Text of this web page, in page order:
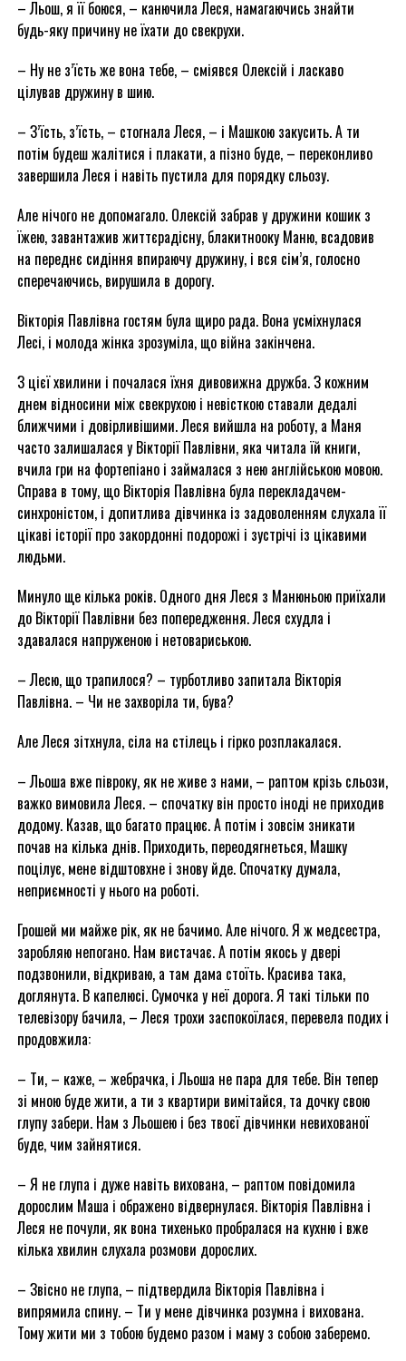
– Льош, я її боюся, – канючила Леся, намагаючись знайти
будь-яку причину не їхати до свекрухи.
– Ну не з’їсть же вона тебе, – сміявся Олексій і ласкаво
цілував дружину в шию.
– З’їсть, з’їсть, – стогнала Леся, – і Машкою закусить. А ти
потім будеш жалітися і плакати, а пізно буде, – переконливо
завершила Леся і навіть пустила для порядку сльозу.
Але нічого не допомагало. Олексій забрав у дружини кошик з
їжею, завантажив життєрадісну, блакитнооку Маню, всадовив
на переднє сидіння впираючу дружину, і вся сім’я, голосно
сперечаючись, вирушила в дорогу.
Вікторія Павлівна гостям була щиро рада. Вона усміхнулася
Лесі, і молода жінка зрозуміла, що війна закінчена.
З цієї хвилини і почалася їхня дивовижна дружба. З кожним
днем відносини між свекрухою і невісткою ставали дедалі
ближчими і довірливішими. Леся вийшла на роботу, а Маня
часто залишалася у Вікторії Павлівни, яка читала їй книги,
вчила гри на фортепіано і займалася з нею англійською мовою.
Справа в тому, що Вікторія Павлівна була перекладачем-
синхроністом, і допитлива дівчинка із задоволенням слухала її
цікаві історії про закордонні подорожі і зустрічі із цікавими
людьми.
Минуло ще кілька років. Одного дня Леся з Манюньою приїхали
до Вікторії Павлівни без попередження. Леся схудла і
здавалася напруженою і нетовариською.
– Лесю, що трапилося? – турботливо запитала Вікторія
Павлівна. – Чи не захворіла ти, бува?
Але Леся зітхнула, сіла на стілець і гірко розплакалася.
– Льоша вже півроку, як не живе з нами, – раптом крізь сльози,
важко вимовила Леся. – спочатку він просто іноді не приходив
додому. Казав, що багато працює. А потім і зовсім зникати
почав на кілька днів. Приходить, переодягнеться, Машку
поцілує, мене відштовхне і знову йде. Спочатку думала,
неприємності у нього на роботі.
Грошей ми майже рік, як не бачимо. Але нічого. Я ж медсестра,
заробляю непогано. Нам вистачає. А потім якось у двері
подзвонили, відкриваю, а там дама стоїть. Красива така,
доглянута. В капелюсі. Сумочка у неї дорога. Я такі тільки по
телевізору бачила, – Леся трохи заспокоїлася, перевела подих і
продовжила:
– Ти, – каже, – жебрачка, і Льоша не пара для тебе. Він тепер
зі мною буде жити, а ти з квартири вимітайся, та дочку свою
глупу забери. Нам з Льошею і без твоєї дівчинки невихованої
буде, чим зайнятися.
– Я не глупа і дуже навіть вихована, – раптом повідомила
дорослим Маша і ображено відвернулася. Вікторія Павлівна і
Леся не почули, як вона тихенько пробралася на кухню і вже
кілька хвилин слухала розмови дорослих.
– Звісно не глупа, – підтвердила Вікторія Павлівна і
випрямила спину. – Ти у мене дівчинка розумна і вихована.
Тому жити ми з тобою будемо разом і маму з собою заберемо.